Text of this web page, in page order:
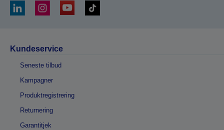
Kundeservice
Seneste tilbud
Kampagner
Produktregistrering
Returnering
Garantitjek